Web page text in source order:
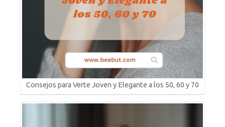
Consejos para Verte Joven y Elegante a los 50, 60 y 70